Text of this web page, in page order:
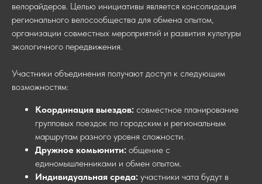
велорайдеров. Целью инициативы является консолидация
регионального велосообщества для обмена опытом,
организации совместных мероприятий и развития культуры
экологичного передвижения.
Участники объединения получают доступ к следующим
возможностям:
Координация выездов: совместное планирование
групповых поездок по городским и региональным
маршрутам разного уровня сложности.
Дружное комьюнити: общение с
единомышленниками и обмен опытом.
Индивидуальная среда: участники чата будут в